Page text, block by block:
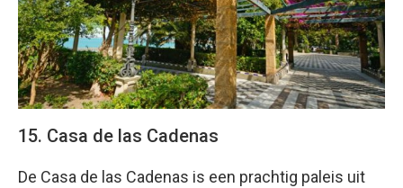
15. Casa de las Cadenas
De Casa de las Cadenas is een prachtig paleis uit